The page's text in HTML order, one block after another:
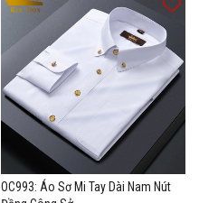
OC993: Áo Sơ Mi Tay Dài Nam Nút